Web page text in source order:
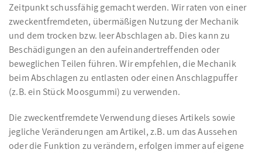
Zeitpunkt schussfähig gemacht werden. Wir raten von einer
zweckentfremdeten, übermäßigen Nutzung der Mechanik
und dem trocken bzw. leer Abschlagen ab. Dies kann zu
Beschädigungen an den aufeinandertreffenden oder
beweglichen Teilen führen. Wir empfehlen, die Mechanik
beim Abschlagen zu entlasten oder einen Anschlagpuffer
(z.B. ein Stück Moosgummi) zu verwenden.
Die zweckentfremdete Verwendung dieses Artikels sowie
jegliche Veränderungen am Artikel, z.B. um das Aussehen
oder die Funktion zu verändern, erfolgen immer auf eigene